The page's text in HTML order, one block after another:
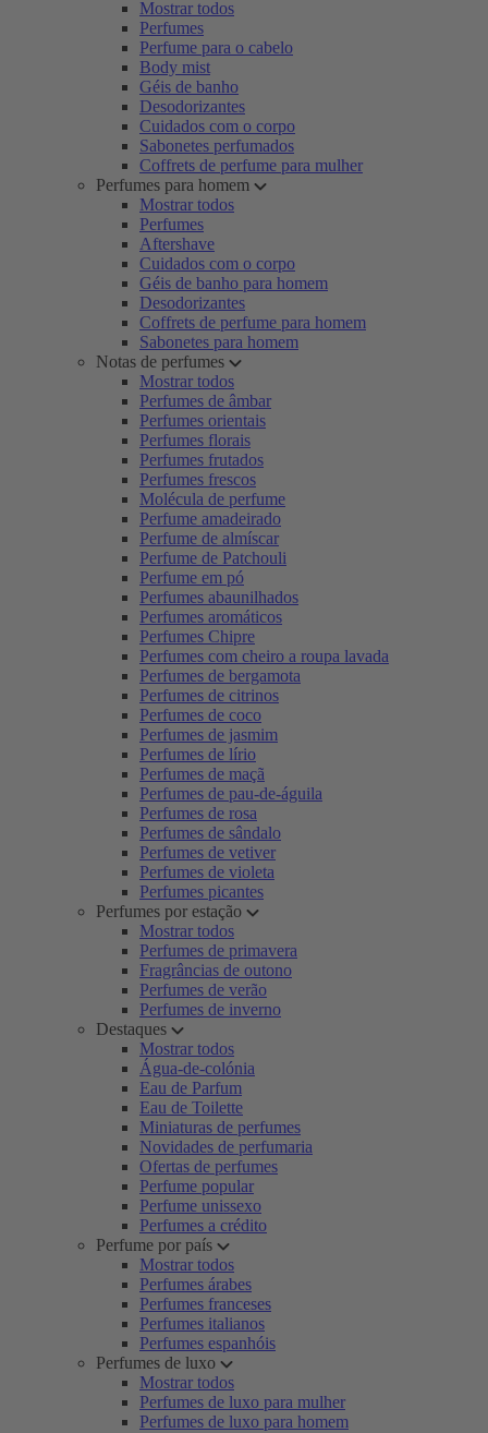
Mostrar todos
Perfumes
Perfume para o cabelo
Body mist
Géis de banho
Desodorizantes
Cuidados com o corpo
Sabonetes perfumados
Coffrets de perfume para mulher
Perfumes para homem
Mostrar todos
Perfumes
Aftershave
Cuidados com o corpo
Géis de banho para homem
Desodorizantes
Coffrets de perfume para homem
Sabonetes para homem
Notas de perfumes
Mostrar todos
Perfumes de âmbar
Perfumes orientais
Perfumes florais
Perfumes frutados
Perfumes frescos
Molécula de perfume
Perfume amadeirado
Perfume de almíscar
Perfume de Patchouli
Perfume em pó
Perfumes abaunilhados
Perfumes aromáticos
Perfumes Chipre
Perfumes com cheiro a roupa lavada
Perfumes de bergamota
Perfumes de citrinos
Perfumes de coco
Perfumes de jasmim
Perfumes de lírio
Perfumes de maçã
Perfumes de pau-de-águila
Perfumes de rosa
Perfumes de sândalo
Perfumes de vetiver
Perfumes de violeta
Perfumes picantes
Perfumes por estação
Mostrar todos
Perfumes de primavera
Fragrâncias de outono
Perfumes de verão
Perfumes de inverno
Destaques
Mostrar todos
Água-de-colónia
Eau de Parfum
Eau de Toilette
Miniaturas de perfumes
Novidades de perfumaria
Ofertas de perfumes
Perfume popular
Perfume unissexo
Perfumes a crédito
Perfume por país
Mostrar todos
Perfumes árabes
Perfumes franceses
Perfumes italianos
Perfumes espanhóis
Perfumes de luxo
Mostrar todos
Perfumes de luxo para mulher
Perfumes de luxo para homem